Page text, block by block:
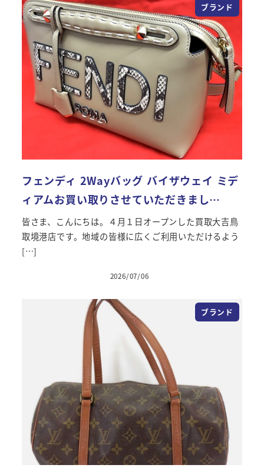
ブランド
フェンディ 2Wayバッグ バイザウェイ ミデ
ィアムお買い取りさせていただきまし…
皆さま、こんにちは。４月１日オープンした買取大吉鳥
取境港店です。地域の皆様に広くご利用いただけるよう
[…]
投稿日
2026/07/06
ブランド